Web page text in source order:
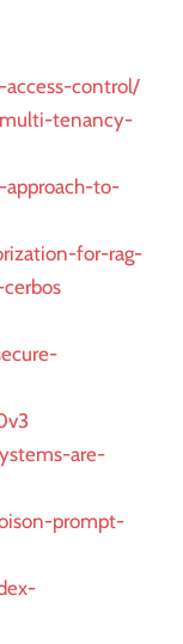
control/
tenancy-
approach-to-
for-rag-
are-
prompt-